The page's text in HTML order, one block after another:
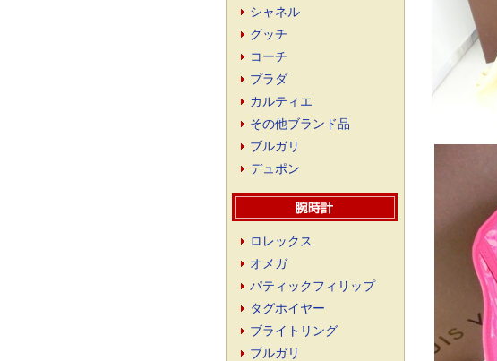
シャネル
グッチ
コーチ
プラダ
カルティエ
その他ブランド品
ブルガリ
デュポン
ロレックス
オメガ
パティックフィリップ
タグホイヤー
ブライトリング
ブルガリ